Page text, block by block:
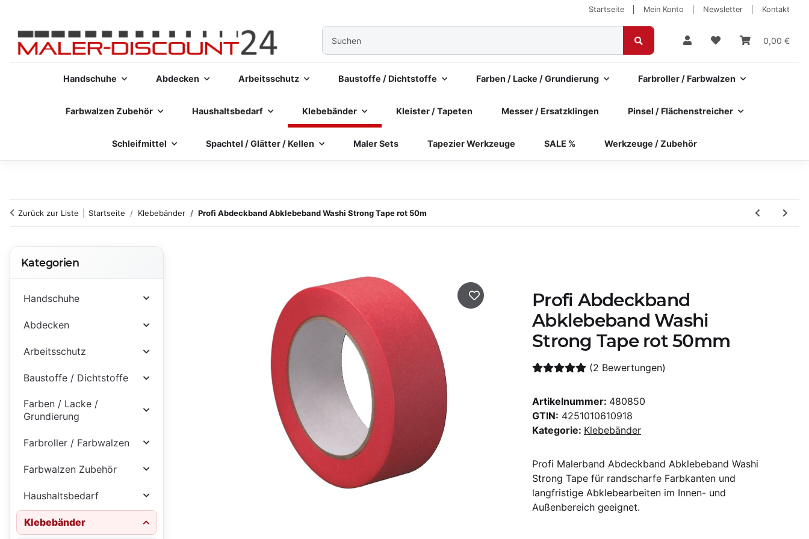
Startseite Mein Konto Newsletter Kontakt
0,00 €
Handschuhe Abdecken Arbeitsschutz Baustoffe / Dichtstoffe Farben / Lacke / Grundierung Farbroller / Farbwalzen
Farbwalzen Zubehör Haushaltsbedarf Klebebänder Kleister / Tapeten Messer / Ersatzklingen Pinsel / Flächenstreicher
Schleifmittel Spachtel / Glätter / Kellen Maler Sets Tapezier Werkzeuge SALE % Werkzeuge / Zubehör
Zurück zur Liste Startseite Klebebänder Profi Abdeckband Abklebeband Washi Strong Tape rot 50m
Profi Abdeckband
Abklebeband Washi
Strong Tape rot 50mm
(2 Bewertungen)
Artikelnummer: 480850
GTIN: 4251010610918
Kategorie: Klebebänder
Profi Malerband Abdeckband Abklebeband Washi
Strong Tape für randscharfe Farbkanten und
langfristige Abklebearbeiten im Innen- und
Außenbereich geeignet.
Kategorien
Handschuhe
Abdecken
Arbeitsschutz
Baustoffe / Dichtstoffe
Farben / Lacke /
Grundierung
Farbroller / Farbwalzen
Farbwalzen Zubehör
Haushaltsbedarf
Klebebänder